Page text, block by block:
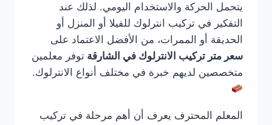
يتحمل الحركة والاستخدام اليومي. لذلك عند
التفكير في تركيب انترلوك للفيلا أو المنزل أو
الحديقة أو الممرات، من الأفضل الاعتماد على
سعر متر تركيب الانترلوك في الشارقة توفر معلمين
متخصصين لديهم خبرة في مختلف أنواع الانترلوك.
المعلم المحترف يعرف أن أهم مرحلة في تركيب